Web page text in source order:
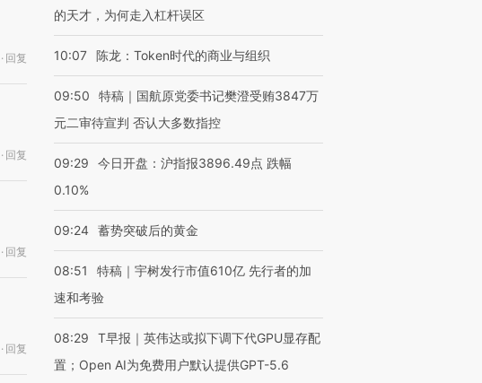
· 回复
· 回复
· 回复
· 回复
的天才，为何走入杠杆误区
10:07 陈龙：Token时代的商业与组织
09:50
特稿｜国航原党委书记樊澄受贿3847万
元二审待宣判 否认大多数指控
09:29
今日开盘：沪指报3896.49点 跌幅
0.10%
09:24 蓄势突破后的黄金
08:51
特稿｜宇树发行市值610亿 先行者的加
速和考验
08:29
T早报｜英伟达或拟下调下代GPU显存配
置；Open AI为免费用户默认提供GPT-5.6